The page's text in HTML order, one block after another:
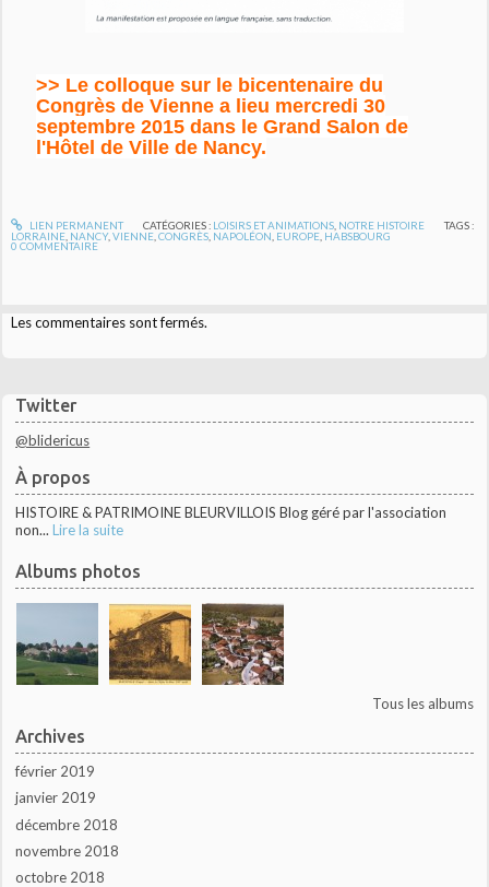
Twitter
@blidericus
À propos
HISTOIRE & PATRIMOINE BLEURVILLOIS Blog géré par l'association
non... Lire la suite
Albums photos
Tous les albums
Archives
février 2019
janvier 2019
décembre 2018
novembre 2018
octobre 2018
>> Le colloque sur le bicentenaire du
Congrès de Vienne a lieu mercredi 30
septembre 2015 dans le Grand Salon de
l'Hôtel de Ville de Nancy.
LIEN PERMANENT CATÉGORIES : LOISIRS ET ANIMATIONS, NOTRE HISTOIRE
TAGS :
LORRAINE NANCY,VIENNE ,CONGRÈS NAPOLÉON EUROPE HABSBOURG
0 COMMENTAIRE
Les commentaires sont fermés.